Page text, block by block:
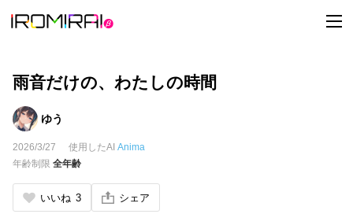
t
o
雨音だけの、わたしの時間
ゆう
2026/3/27 使用したAI Anima
年齢制限 全年齢
いいね 3 シェア